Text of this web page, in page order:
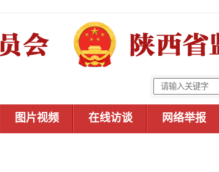
图片视频 在线访谈 网络举报